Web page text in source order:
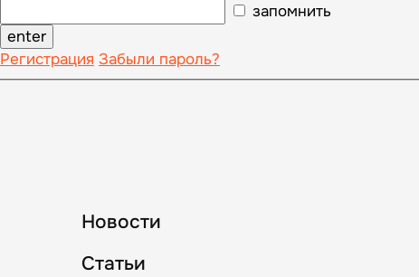
запомнить
Регистрация Забыли пароль?
Новости
Статьи